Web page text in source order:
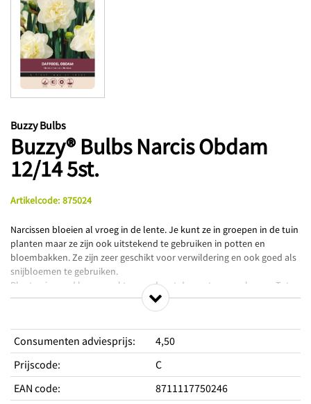
Buzzy Bulbs
Buzzy® Bulbs Narcis Obdam
12/14 5st.
Artikelcode: 875024
Narcissen bloeien al vroeg in de lente. Je kunt ze in groepen in de tuin
planten maar ze zijn ook uitstekend te gebruiken in potten en
bloembakken. Ze zijn zeer geschikt voor verwildering en ook goed als
snijbloemen te gebruiken.
Planten in goed losgemaakte grond met de punten naar boven. Tot
het planten droog en koel bewaren. Winterhard.
Productkenmerken
Standplaats
Hoogte
Consumenten adviesprijs:
4,50
Prijscode:
C
EAN code:
8711117750246